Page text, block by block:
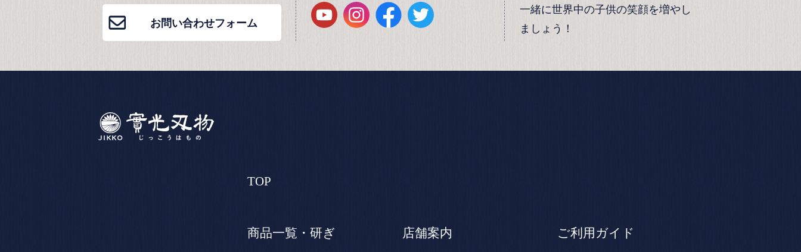
お問い合わせフォーム
一緒に世界中の子供の笑顔を増やし
ましょう！
TOP
商品一覧・研ぎ 店舗案内 ご利用ガイド